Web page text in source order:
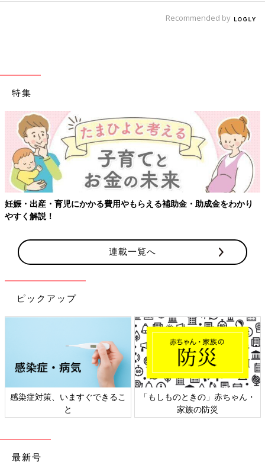
Recommended by
特集
妊娠・出産・育児にかかる費用やもらえる補助金・助成金をわかり
やすく解説！
連載一覧へ
ピックアップ
感染症対策、いますぐできるこ
と
「もしものときの」赤ちゃん・
家族の防災
最新号